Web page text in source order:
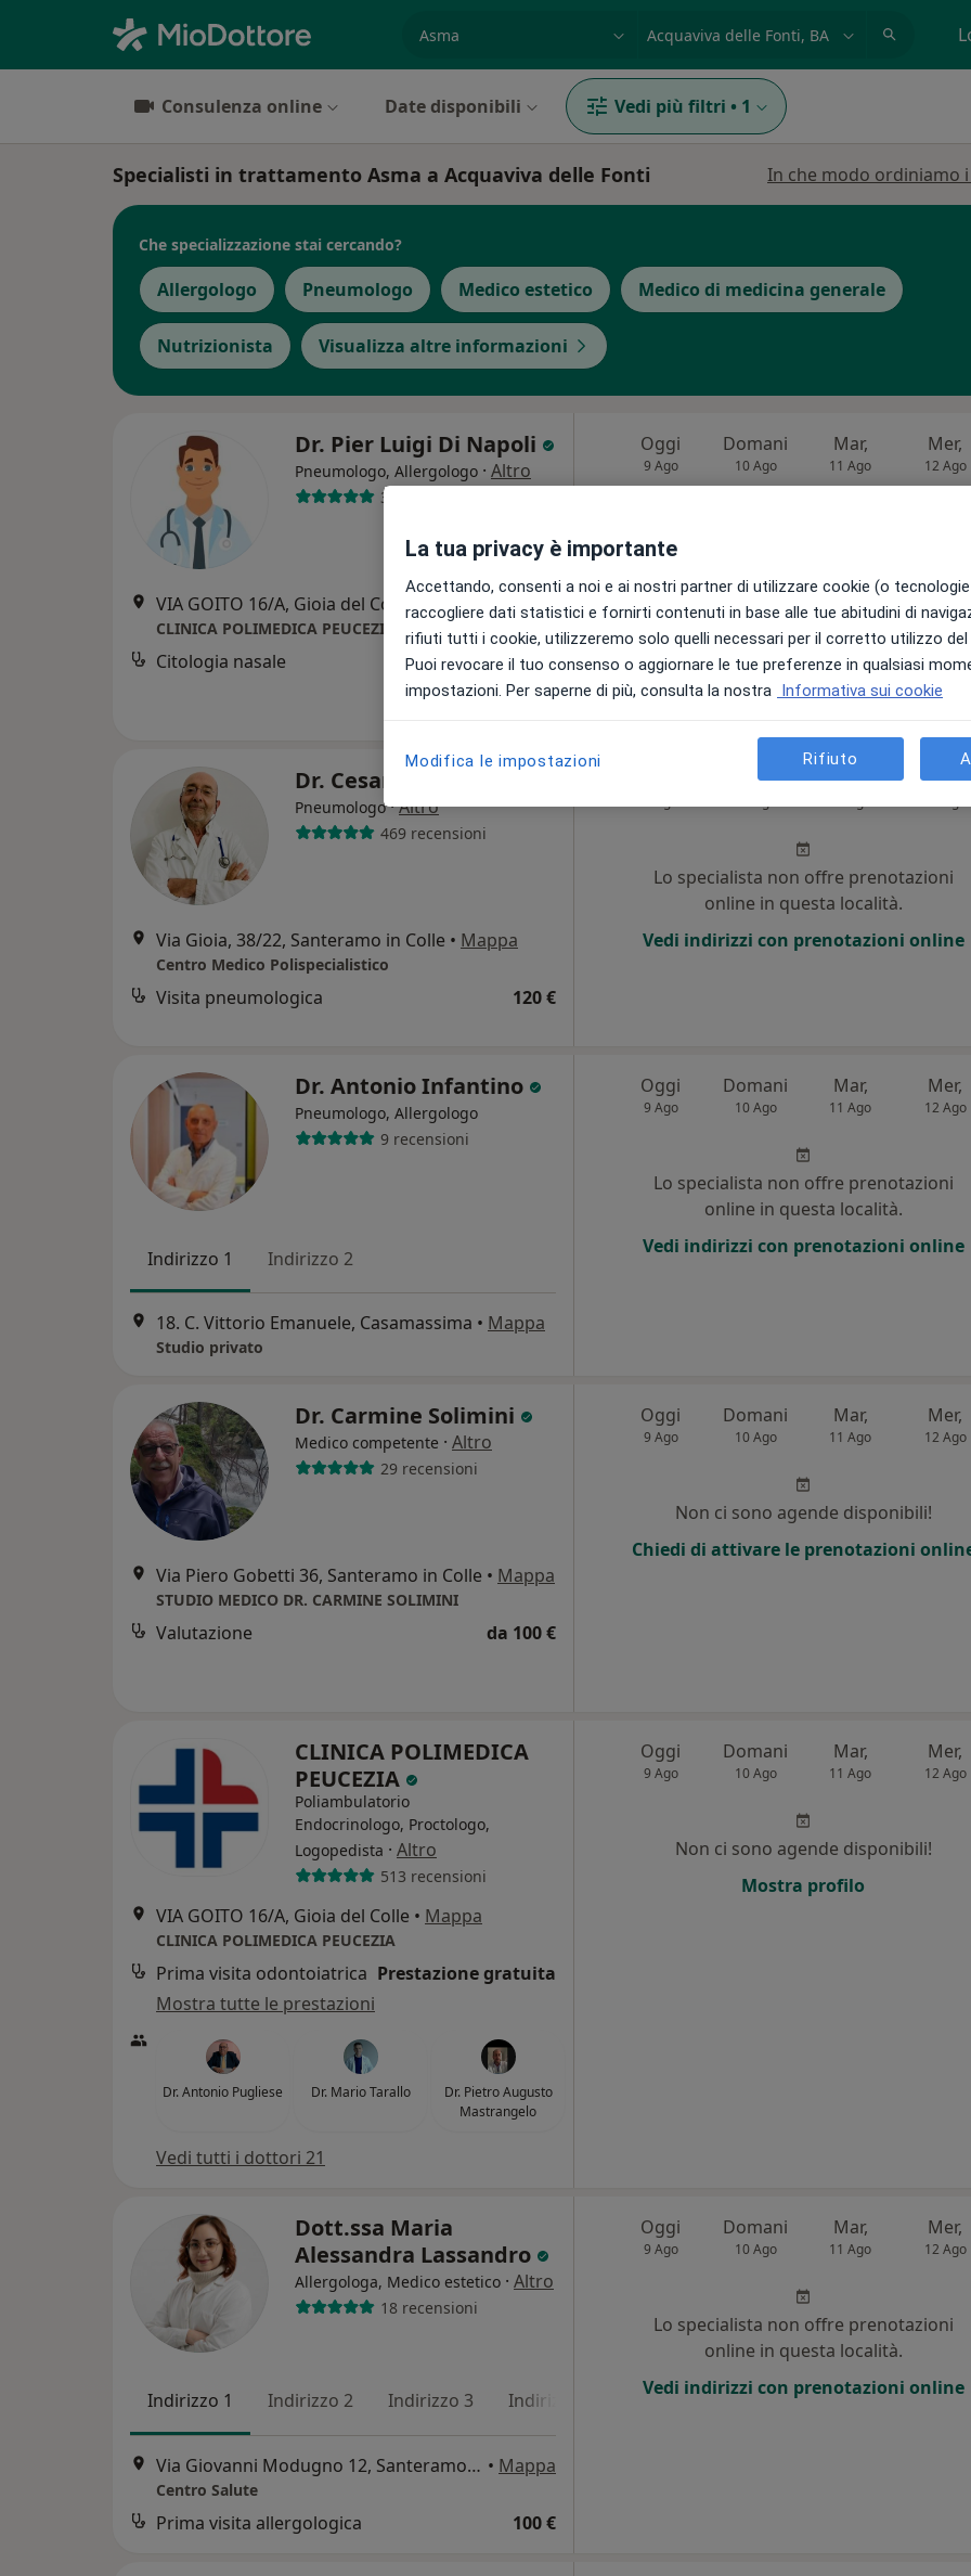
Consulenza online Date disponibili Vedi più filtri • 1
Specialisti in trattamento Asma a Acquaviva delle Fonti In che modo ordiniamo
Che specializzazione stai cercando?
Allergologo Pneumologo Medico estetico Medico di medicina generale
Nutrizionista Visualizza altre informazioni
Dr. Pier Luigi Di Napoli
Pneumologo, Allergologo · Altro
30 recensioni
VIA GOITO 16/A, Gioia del Colle• Mappa
CLINICA POLIMEDICA PEUCEZIA
Citologia nasale 30 €
Oggi
9 Ago
Domani
10 Ago
Mar,
11 Ago
Mer,
12 Ago
Non ci sono agende disponibili!
Chiedi di attivare le prenotazioni online
Dr. Cesare Arezzo
Pneumologo·Altro
469 recensioni
Via Gioia, 38/22, Santeramo in Colle • Mappa
Centro Medico Polispecialistico
Visita pneumologica 120 €
Domani Mar, Mer,
Lo specialista non offre prenotazioni
online in questa località.
Vedi indirizzi con prenotazioni online
Dr. Antonio Infantino
Pneumologo, Allergologo
9 recensioni
Indirizzo 1 Indirizzo 2
18. C. Vittorio Emanuele, Casamassima • Mappa
Studio privato
Oggi
9 Ago
Domani
10 Ago
Mar,
11 Ago
Mer,
12 Ago
Lo specialista non offre prenotazioni
online in questa località.
Vedi indirizzi con prenotazioni online
Dr. Carmine Solimini
Medico competente · Altro
29 recensioni
Via Piero Gobetti 36, Santeramo in Colle • Mappa
STUDIO MEDICO DR. CARMINE SOLIMINI
Valutazione da 100 €
Oggi
9 Ago
Domani
10 Ago
Mar,
11 Ago
Mer,
12 Ago
Non ci sono agende disponibili!
Chiedi di attivare le prenotazioni
CLINICA POLIMEDICA
PEUCEZIA
Poliambulatorio
Endocrinologo, Proctologo,
Logopedista · Altro
513 recensioni
VIA GOITO 16/A, Gioia del Colle • Mappa
CLINICA POLIMEDICA PEUCEZIA
Prima visita odontoiatrica Prestazione gratuita
Mostra tutte le prestazioni
Dr. Antonio Pugliese Dr. Mario Tarallo
Dr. Pietro Augusto
Mastrangelo
Vedi tutti i dottori 21
Oggi
9 Ago
Domani
10 Ago
Mar,
11 Ago
Mer,
12 Ago
Non ci sono agende disponibili!
Mostra profilo
Dott.ssa Maria
Alessandra Lassandro
Allergologa, Medico estetico · Altro
18 recensioni
Indirizzo 1 Indirizzo 2 Indirizzo 3 Indirizzo 4 Indirizzo 5
Via Giovanni Modugno 12, Santeramo in Colle • Mappa
Centro Salute
Prima visita allergologica 100 €
Oggi
9 Ago
Domani
10 Ago
Mar,
11 Ago
Mer,
12 Ago
Lo specialista non offre prenotazioni
online in questa località.
Vedi indirizzi con prenotazioni online
La tua privacy è importante
Accettando, consenti a noi e ai nostri partner di utilizzare cookie (o
raccogliere dati statistici e fornirti contenuti in base alle tue abitudini di
rifiuti tutti i cookie, utilizzeremo solo quelli necessari per il corretto utilizzo
Puoi revocare il tuo consenso o aggiornare le tue preferenze in qualsiasi
impostazioni. Per saperne di più, consulta la nostra Informativa sui cookie
Modifica le impostazioni Rifiuto